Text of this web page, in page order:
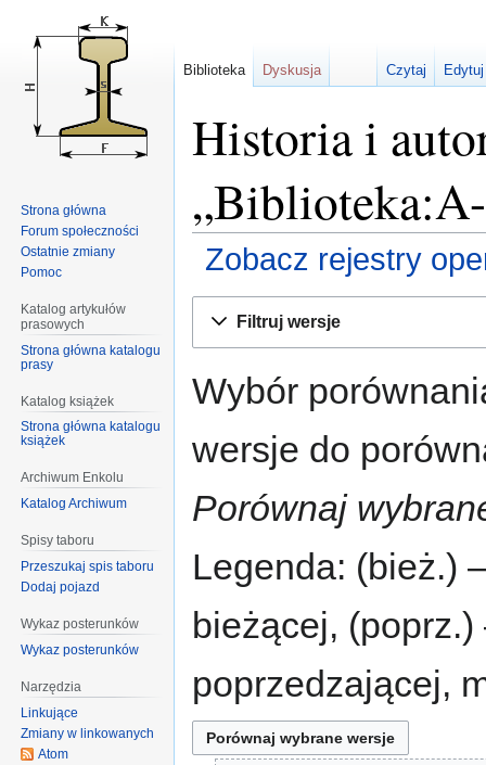
Historia i
Zobacz rejestry
Filtruj wersje
Wybór
wersje do
Porównaj
Legenda: (bież.)
bieżącej,
poprzedzającej,
Biblioteka Dyskusja Czytaj
Strona główna
Forum społeczności
Ostatnie zmiany
Pomoc
Katalog artykułów
prasowych
Strona główna katalogu
prasy
Katalog książek
Strona główna katalogu
książek
Archiwum Enkolu
Katalog Archiwum
Spisy taboru
Przeszukaj spis taboru
Dodaj pojazd
Wykaz posterunków
Wykaz posterunków
Narzędzia
Linkujące
Zmiany w linkowanych
Atom